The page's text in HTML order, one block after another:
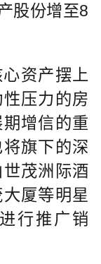
股份增至8
资产摆上
压力的房
增信的重
旗下的深
茂洲际酒
厦等明星
行推广销